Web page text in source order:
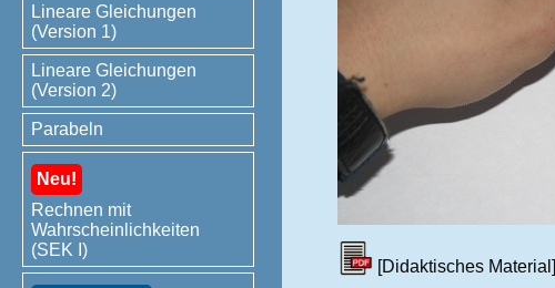
Lineare Gleichungen
(Version 1)
Lineare Gleichungen
(Version 2)
Parabeln
Neu!
Rechnen mit
Wahrscheinlichkeiten
(SEK I)
[Didaktisches Material]